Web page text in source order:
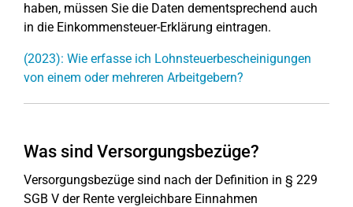
haben, müssen Sie die Daten dementsprechend auch
in die Einkommensteuer-Erklärung eintragen.
(2023): Wie erfasse ich Lohnsteuerbescheinigungen
von einem oder mehreren Arbeitgebern?
Was sind Versorgungsbezüge?
Versorgungsbezüge sind nach der Definition in § 229
SGB V der Rente vergleichbare Einnahmen